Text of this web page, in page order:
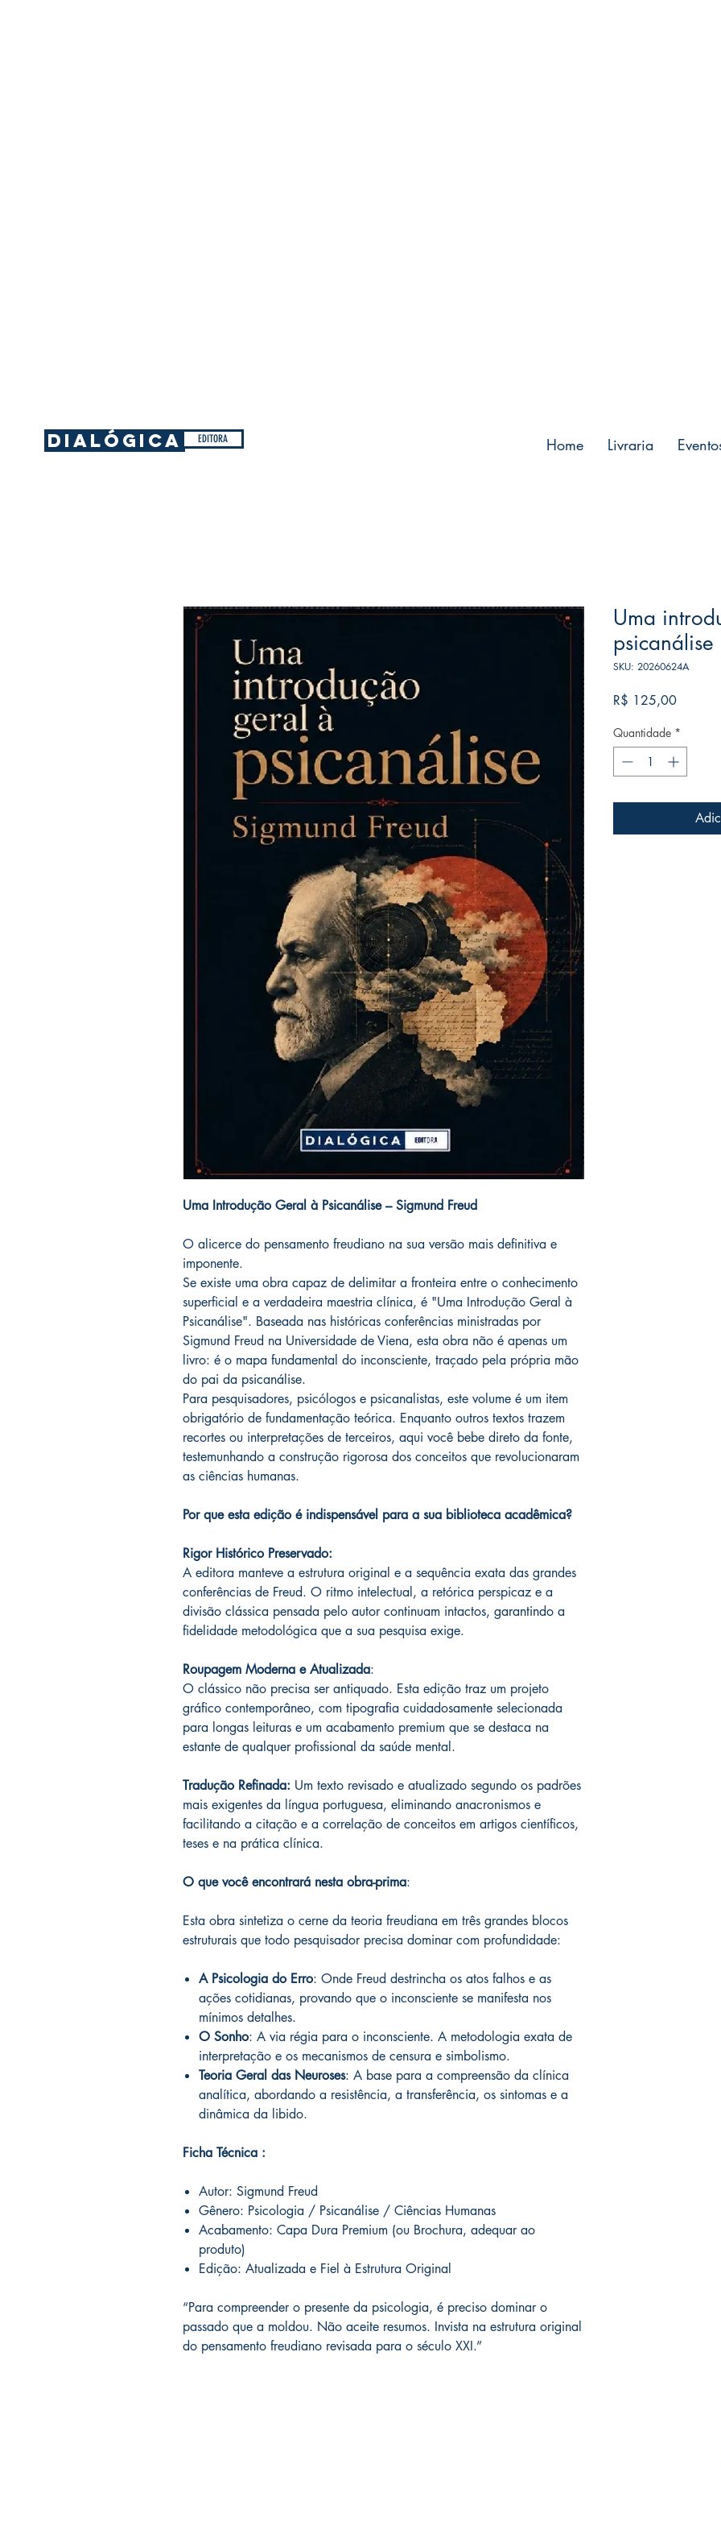
DIALÓGICA EDITORA Home Livraria
Uma Introdução Geral à Psicanálise – Sigmund Freud
O alicerce do pensamento freudiano na sua versão mais definitiva e
imponente.
Se existe uma obra capaz de delimitar a fronteira entre o conhecimento
superficial e a verdadeira maestria clínica, é "Uma Introdução Geral à
Psicanálise". Baseada nas históricas conferências ministradas por
Sigmund Freud na Universidade de Viena, esta obra não é apenas um
livro: é o mapa fundamental do inconsciente, traçado pela própria mão
do pai da psicanálise.
Para pesquisadores, psicólogos e psicanalistas, este volume é um item
obrigatório de fundamentação teórica. Enquanto outros textos trazem
recortes ou interpretações de terceiros, aqui você bebe direto da fonte,
testemunhando a construção rigorosa dos conceitos que revolucionaram
as ciências humanas.
Por que esta edição é indispensável para a sua biblioteca acadêmica?
Rigor Histórico Preservado:
A editora manteve a estrutura original e a sequência exata das grandes
conferências de Freud. O ritmo intelectual, a retórica perspicaz e a
divisão clássica pensada pelo autor continuam intactos, garantindo a
fidelidade metodológica que a sua pesquisa exige.
Roupagem Moderna e Atualizada:
O clássico não precisa ser antiquado. Esta edição traz um projeto
gráfico contemporâneo, com tipografia cuidadosamente selecionada
para longas leituras e um acabamento premium que se destaca na
estante de qualquer profissional da saúde mental.
Tradução Refinada: Um texto revisado e atualizado segundo os padrões
mais exigentes da língua portuguesa, eliminando anacronismos e
facilitando a citação e a correlação de conceitos em artigos científicos,
teses e na prática clínica.
O que você encontrará nesta obra-prima:
Esta obra sintetiza o cerne da teoria freudiana em três grandes blocos
estruturais que todo pesquisador precisa dominar com profundidade:
A Psicologia do Erro: Onde Freud destrincha os atos falhos e as
ações cotidianas, provando que o inconsciente se manifesta nos
mínimos detalhes.
O Sonho: A via régia para o inconsciente. A metodologia exata de
interpretação e os mecanismos de censura e simbolismo.
Teoria Geral das Neuroses: A base para a compreensão da clínica
analítica, abordando a resistência, a transferência, os sintomas e a
dinâmica da libido.
Ficha Técnica :
Autor: Sigmund Freud
Gênero: Psicologia / Psicanálise / Ciências Humanas
Acabamento: Capa Dura Premium (ou Brochura, adequar ao
produto)
Edição: Atualizada e Fiel à Estrutura Original
“Para compreender o presente da psicologia, é preciso dominar o
passado que a moldou. Não aceite resumos. Invista na estrutura original
do pensamento freudiano revisada para o século XXI.”
Uma
psicanálise
SKU: 20260624A
R$ 125,00Preço
Quantidade *